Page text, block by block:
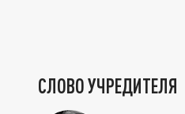
СЛОВО УЧРЕДИТЕЛЯ